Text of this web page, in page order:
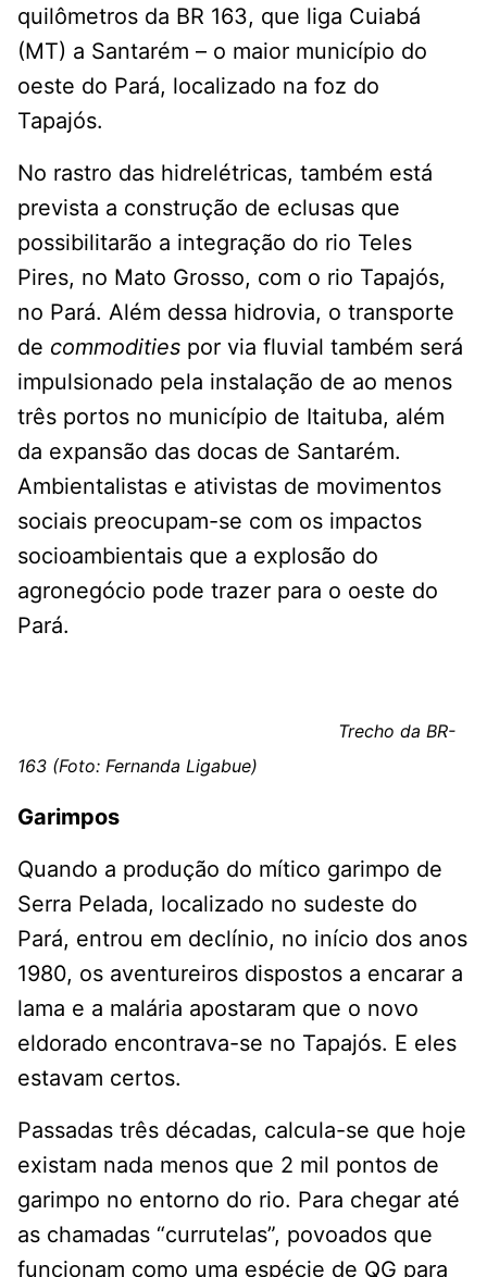
quilômetros da BR 163, que liga Cuiabá
(MT) a Santarém – o maior município do
oeste do Pará, localizado na foz do
Tapajós.
No rastro das hidrelétricas, também está
prevista a construção de eclusas que
possibilitarão a integração do rio Teles
Pires, no Mato Grosso, com o rio Tapajós,
no Pará. Além dessa hidrovia, o transporte
de commodities por via fluvial também será
impulsionado pela instalação de ao menos
três portos no município de Itaituba, além
da expansão das docas de Santarém.
Ambientalistas e ativistas de movimentos
sociais preocupam-se com os impactos
socioambientais que a explosão do
agronegócio pode trazer para o oeste do
Pará.
Trecho da BR-
163 (Foto: Fernanda Ligabue)
Garimpos
Quando a produção do mítico garimpo de
Serra Pelada, localizado no sudeste do
Pará, entrou em declínio, no início dos anos
1980, os aventureiros dispostos a encarar a
lama e a malária apostaram que o novo
eldorado encontrava-se no Tapajós. E eles
estavam certos.
Passadas três décadas, calcula-se que hoje
existam nada menos que 2 mil pontos de
garimpo no entorno do rio. Para chegar até
as chamadas “currutelas”, povoados que
funcionam como uma espécie de QG para